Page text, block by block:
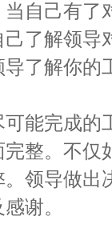
自己有
了解领
了解你的
能完成
整。不仅
领导做
谢。